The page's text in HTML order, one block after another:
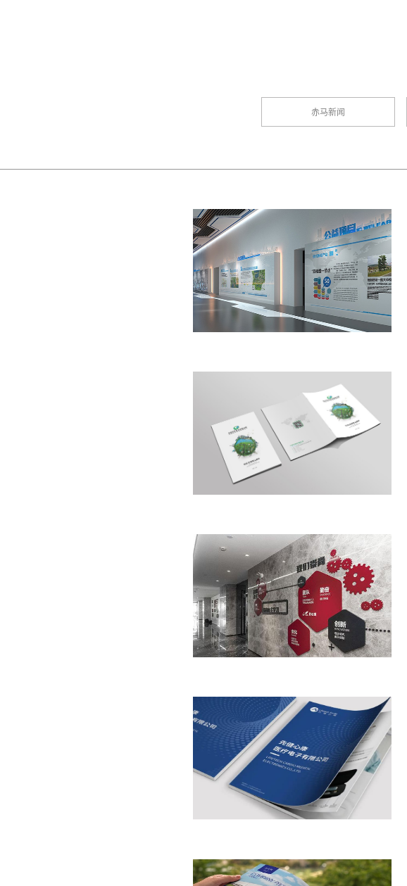
赤马新闻